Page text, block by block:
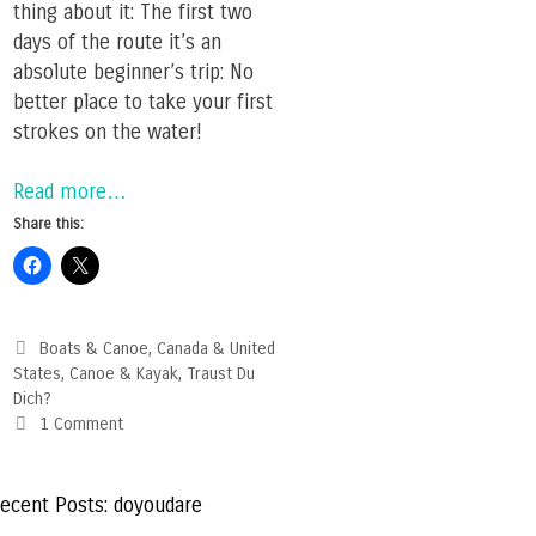
thing about it: The first two
days of the route it’s an
absolute beginner’s trip: No
better place to take your first
strokes on the water!
Read more…
Share this:
Categories
Boats & Canoe, Canada & United
States, Canoe & Kayak, Traust Du
Dich?
1 Comment
Posts: doyoudare